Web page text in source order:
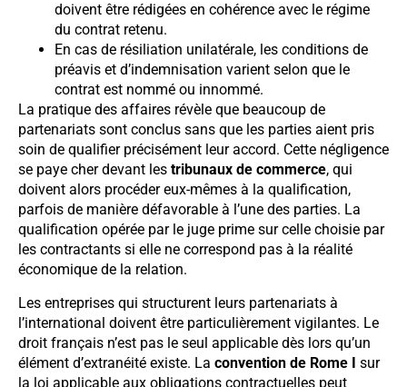
doivent être rédigées en cohérence avec le régime
du contrat retenu.
En cas de résiliation unilatérale, les conditions de
préavis et d’indemnisation varient selon que le
contrat est nommé ou innommé.
La pratique des affaires révèle que beaucoup de
partenariats sont conclus sans que les parties aient pris
soin de qualifier précisément leur accord. Cette négligence
se paye cher devant les tribunaux de commerce, qui
doivent alors procéder eux-mêmes à la qualification,
parfois de manière défavorable à l’une des parties. La
qualification opérée par le juge prime sur celle choisie par
les contractants si elle ne correspond pas à la réalité
économique de la relation.
Les entreprises qui structurent leurs partenariats à
l’international doivent être particulièrement vigilantes. Le
droit français n’est pas le seul applicable dès lors qu’un
élément d’extranéité existe. La convention de Rome I sur
la loi applicable aux obligations contractuelles peut